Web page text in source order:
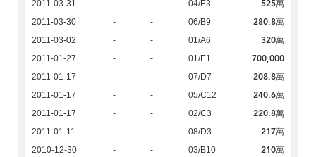
2011-03-31 - - 04/E3 525萬
2011-03-30 - - 06/B9 280.8萬
2011-03-02 - - 01/A6 320萬
2011-01-27 - - 01/E1 700,000
2011-01-17 - - 07/D7 208.8萬
2011-01-17 - - 05/C12 240.6萬
2011-01-17 - - 02/C3 220.8萬
2011-01-11 - - 08/D3 217萬
2010-12-30 - - 03/B10 210萬